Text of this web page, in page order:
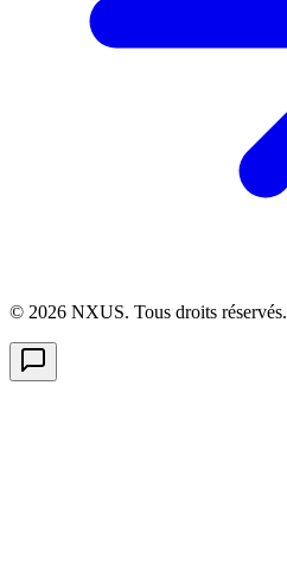
© 2026 NXUS. Tous droits réservés.